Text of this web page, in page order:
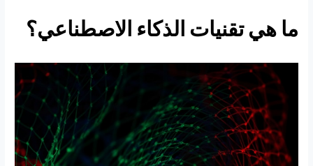
ما هي تقنيات الذكاء الاصطناعي؟